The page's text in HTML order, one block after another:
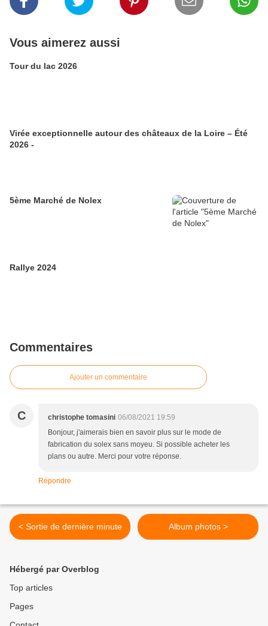
Vous aimerez aussi
Tour du lac 2026
Virée exceptionnelle autour des châteaux de la Loire – Été
2026 -
5ème Marché de Nolex
Rallye 2024
Commentaires
Ajouter un commentaire
C christophe tomasini 06/08/2021 19:59
Bonjour, j'aimerais bien en savoir plus sur le mode de
fabrication du solex sans moyeu. Si possible acheter les
plans ou autre. Merci pour votre réponse.
Répondre
< Sortie de dernière minute Album photos >
Hébergé par Overblog
Top articles
Pages